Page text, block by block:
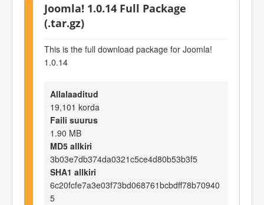
Joomla! 1.0.14 Full Package
(.tar.gz)
This is the full download package for Joomla!
1.0.14
Allalaaditud
19,101 korda
Faili suurus
1.90 MB
MD5 allkiri
3b03e7db374da0321c5ce4d80b53b3f5
SHA1 allkiri
6c20fcfe7a3e03f73bd068761bcbdff78b70940
5